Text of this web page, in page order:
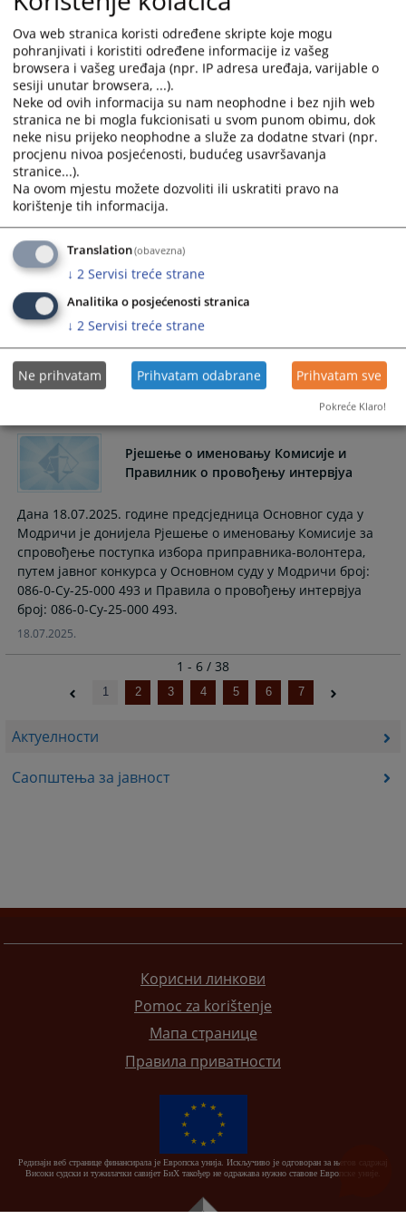
Актуелности
Саопштења за јавност
замјеницом предсједнице суда Ренатом Стојановић-
Кузмановић и њеним сарадницима.
24.10.2025.
Састанак са предсједницом Окружног
суда у Добоју
Дана 20.10.2025. године предсједница Окружног суда у
Добоју Славица Бамбуловић са својим сарадником,
одржала је радни састанак са предсједницом Основног
суда у Модричи и њеним сарадницима.
23.10.2025.
Седмице судске нагодбе у периоду од
Седмице судске нагодбе у Основном суду у Модричи у
периоду од 03. до 14. новембра 2025. године.
Рјешење о именовању Комисије и
Правилник о провођењу интервјуа
Дана 18.07.2025. године предсједница Основног суда у
Модричи је донијела Рјешење о именовању Комисије за
спровођење поступка избора приправника-волонтера,
путем јавног конкурса у Основном суду у Модричи број:
086-0-Су-25-000 493 и Правила о провођењу интервјуа
број: 086-0-Су-25-000 493.
18.07.2025.
1 - 6 / 38
1 2 3 4 5 6 7
Корисни линкови
Pomoc za korištenje
Мапа странице
Правила приватности
Редизајн веб странице финансирала је Европска унија. Искључиво је одговоран за његов садржај
Високи судски и тужилачки савијет БиХ такођер не одражава нужно ставове Европске уније.
Ova web stranica koristi određene skripte koje mogu
pohranjivati i koristiti određene informacije iz vašeg
browsera i vašeg uređaja (npr. IP adresa uređaja, varijable o
sesiji unutar browsera, ...).
Neke od ovih informacija su nam neophodne i bez njih web
stranica ne bi mogla fukcionisati u svom punom obimu, dok
neke nisu prijeko neophodne a služe za dodatne stvari (npr.
procjenu nivoa posjećenosti, budućeg usavršavanja
stranice...).
Na ovom mjestu možete dozvoliti ili uskratiti pravo na
korištenje tih informacija.
Translation(obavezna)
↓ 2 Servisi treće strane
Analitika o posjećenosti stranica
↓ 2 Servisi treće strane
Ne prihvatam Prihvatam odabrane Prihvatam sve
Pokreće Klaro!